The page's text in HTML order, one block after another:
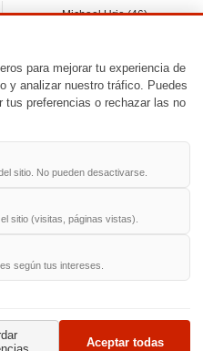
Michael Urie (46)
Jimmy Jean-Louis (58)
Ken Baumann (37)
fecha
Condiciones de uso
para mejorar tu experiencia de
y analizar nuestro tráfico. Puedes
preferencias o rechazar las no
sitio. No pueden desactivarse.
sitio (visitas, páginas vistas).
según tus intereses.
Aceptar todas